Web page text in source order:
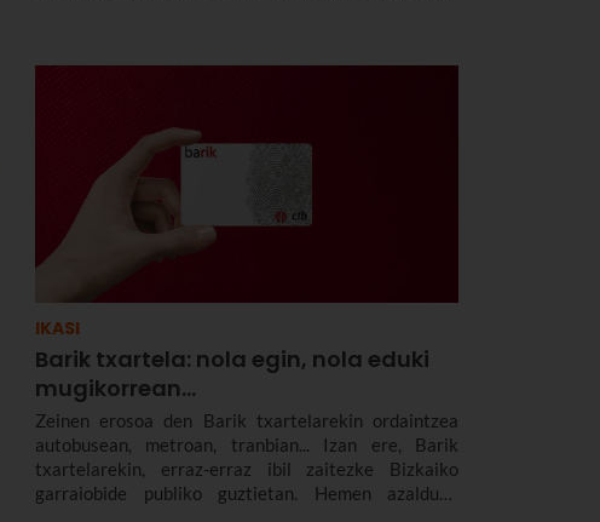
IKASI
Barik txartela: nola egin, nola eduki
mugikorrean...
Zeinen erosoa den Barik txartelarekin ordaintzea
autobusean, metroan, tranbian... Izan ere, Barik
txartelarekin, erraz-erraz ibil zaitezke Bizkaiko
garraiobide publiko guztietan. Hemen azalduko